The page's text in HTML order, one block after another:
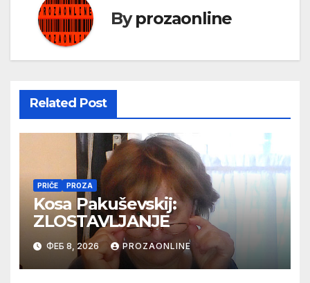
Byprozaonline
Related Post
PRIČE PROZA
Kosa Pakuševskij:
ZLOSTAVLJANJE
ФЕБ 8, 2026 PROZAONLINE